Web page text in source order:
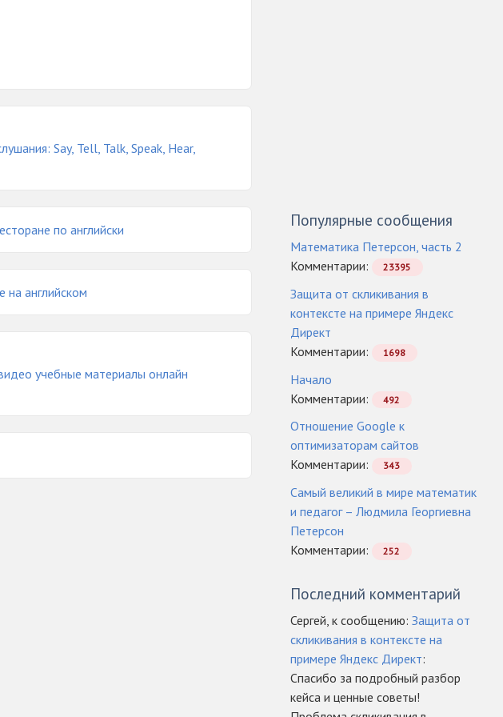
Say, Tell, Talk, Speak, Hear,
по английски
на английском
учебные материалы онлайн
Популярные сообщения
Математика Петерсон, часть 2
Комментарии:
23395
Защита от скликивания в
контексте на примере Яндекс
Директ
Комментарии:
1698
Начало
Комментарии:
492
Отношение Google к
оптимизаторам сайтов
Комментарии:
343
Самый великий в мире математик
и педагог – Людмила Георгиевна
Петерсон
Комментарии:
252
Последний комментарий
Сергей, к сообщению: Защита от
скликивания в контексте на
примере Яндекс Директ:
Спасибо за подробный разбор
кейса и ценные советы!